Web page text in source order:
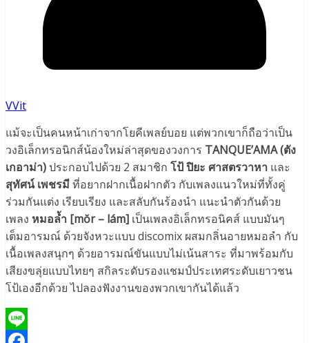
VVit
แม้จะเป็นคนหน้าเก่าจากโยคีเพลย์บอย แต่พวกเขาก็ถือว่าเป็น
วงอิเล็กทรอนิกส์น้องใหม่ล่าสุดของวงการ TANQUE’AMA (ตัง
เกอาม่า)ประกอบไปด้วย 2 สมาชิก โป้ ปิยะ ศาสตรวาหา และ
สุทัศน์ เพชรมีที่อยากฝากเนื้อฝากตัว กับเพลงแนวใหม่ที่ทั้งคู่
ร่วมกันแต่ง เรียบเรียง และสลับกันร้องนำ แนะนำตัวกันด้วย
เพลง หมอล้ำ [mŏr – lám] เป็นเพลงอิเล็กทรอนิคส์ แบบมันๆ
เต็มอารมณ์ ด้วยจังหวะแบบ discomix ผสมกลิ่นอายหมอลำ กับ
เนื้อเพลงสนุกๆ ด้วยอารมณ์ขันแบบไม่เน้นสาระ ที่มาพร้อมกับ
เสียงขลุ่ยแบบไทยๆ สกิลระดับรองแชมป์ประเทศระดับเยาวชน
โป้เองอีกด้วย ไปลองฟังงานของพวกเขากันได้แล้ว